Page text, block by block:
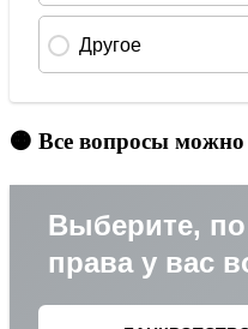
🟠 Все вопросы